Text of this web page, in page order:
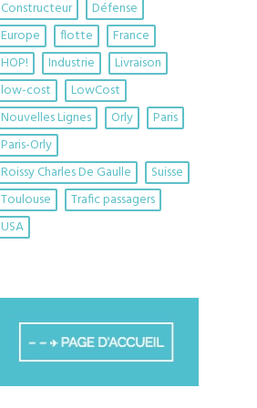
Constructeur
Défense
Europe
flotte
France
HOP!
Industrie
Livraison
low-cost
LowCost
Nouvelles Lignes
Orly
Paris
Paris-Orly
Roissy Charles De Gaulle
Suisse
Toulouse
Trafic passagers
USA